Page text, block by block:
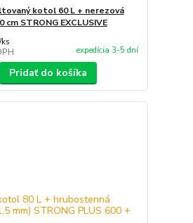
kotol 60 L + nerezová
STRONG EXCLUSIVE
ks
expedícia 3-5 dní
Pridať do košíka